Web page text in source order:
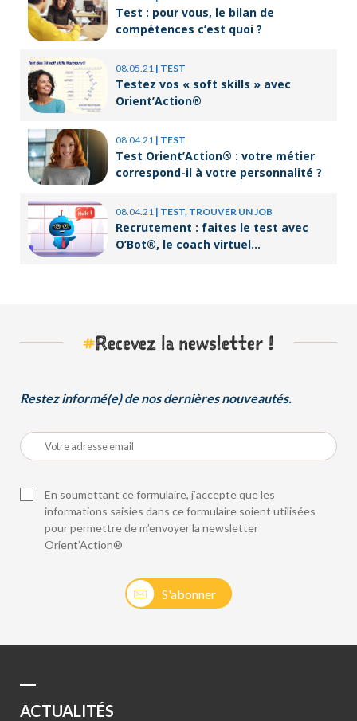
Test : pour vous, le bilan de
compétences c’est quoi ?
08.05.21 | TEST
Testez vos « soft skills » avec
Orient’Action®
08.04.21 | TEST
Test Orient’Action® : votre métier
correspond-il à votre personnalité ?
08.04.21 | TEST, TROUVER UN JOB
Recrutement : faites le test avec
O’Bot®, le coach virtuel
#Recevez la newsletter !
Restez informé(e) de nos dernières nouveautés.
S'abonner
En soumettant ce formulaire, j’accepte que les
informations saisies dans ce formulaire soient utilisées
pour permettre de m’envoyer la newsletter
Orient’Action®
ACTUALITÉS